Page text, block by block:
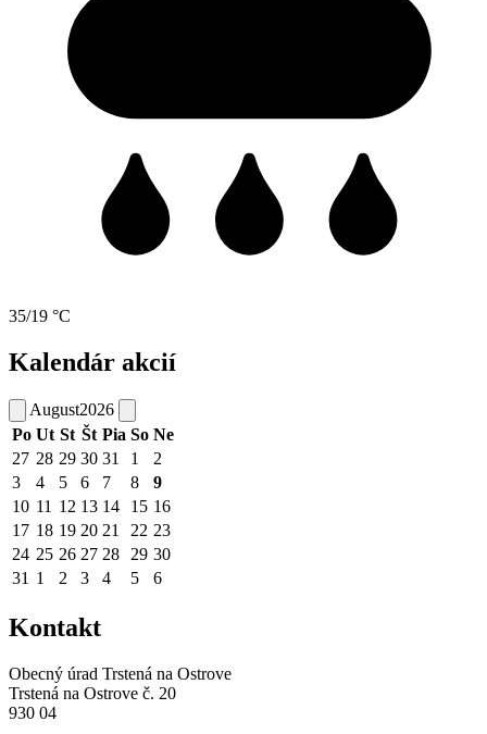
35/19 °C
Kalendár akcií
August2026
Po Ut St Št Pia So Ne
27 28 29 30 31 1
2
3
4 5 6 7 8
9
10 11 12 13 14 15 16
17 18 19 20 21 22 23
24 25 26 27 28 29 30
31 1 2 3 4 5 6
Kontakt
Obecný úrad Trstená na Ostrove
Trstená na Ostrove č. 20
930 04